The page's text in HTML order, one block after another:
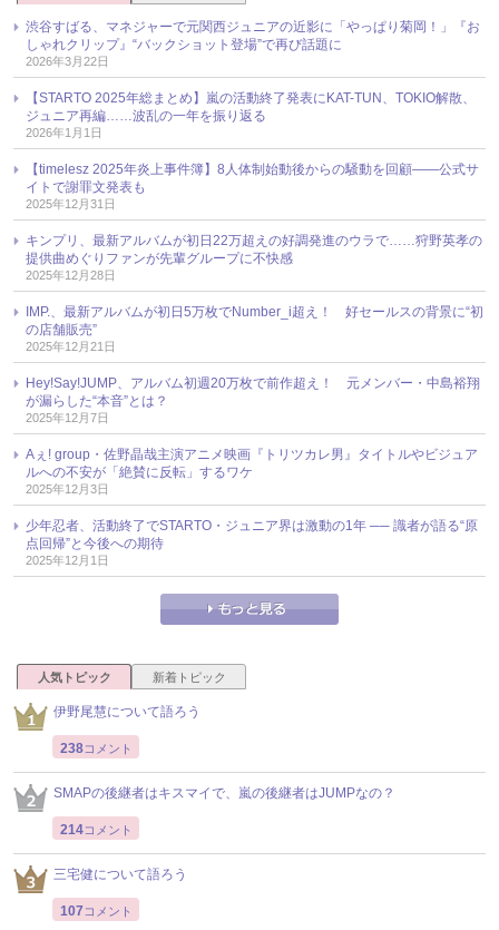
渋谷すばる、マネジャーで元関西ジュニアの近影に「やっぱり菊岡！」『お
しゃれクリップ』“バックショット登場”で再び話題に
2026年3月22日
【STARTO 2025年総まとめ】嵐の活動終了発表にKAT-TUN、TOKIO解散、
ジュニア再編……波乱の一年を振り返る
2026年1月1日
【timelesz 2025年炎上事件簿】8人体制始動後からの騒動を回顧――公式サ
イトで謝罪文発表も
2025年12月31日
キンプリ、最新アルバムが初日22万超えの好調発進のウラで……狩野英孝の
提供曲めぐりファンが先輩グループに不快感
2025年12月28日
IMP.、最新アルバムが初日5万枚でNumber_i超え！ 好セールスの背景に“初
の店舗販売”
2025年12月21日
Hey!Say!JUMP、アルバム初週20万枚で前作超え！ 元メンバー・中島裕翔
が漏らした“本音”とは？
2025年12月7日
Aぇ! group・佐野晶哉主演アニメ映画『トリツカレ男』タイトルやビジュア
ルへの不安が「絶賛に反転」するワケ
2025年12月3日
少年忍者、活動終了でSTARTO・ジュニア界は激動の1年 ── 識者が語る“原
点回帰”と今後への期待
2025年12月1日
人気トピック 新着トピック
伊野尾慧について語ろう
238コメント
SMAPの後継者はキスマイで、嵐の後継者はJUMPなの？
214コメント
三宅健について語ろう
107 コメント